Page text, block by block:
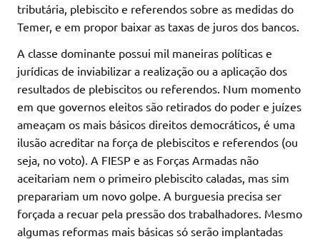
tributária, plebiscito e referendos sobre as medidas do
Temer, e em propor baixar as taxas de juros dos bancos.
A classe dominante possui mil maneiras políticas e
jurídicas de inviabilizar a realização ou a aplicação dos
resultados de plebiscitos ou referendos. Num momento
em que governos eleitos são retirados do poder e juízes
ameaçam os mais básicos direitos democráticos, é uma
ilusão acreditar na força de plebiscitos e referendos (ou
seja, no voto). A FIESP e as Forças Armadas não
aceitariam nem o primeiro plebiscito caladas, mas sim
preparariam um novo golpe. A burguesia precisa ser
forçada a recuar pela pressão dos trabalhadores. Mesmo
algumas reformas mais básicas só serão implantadas